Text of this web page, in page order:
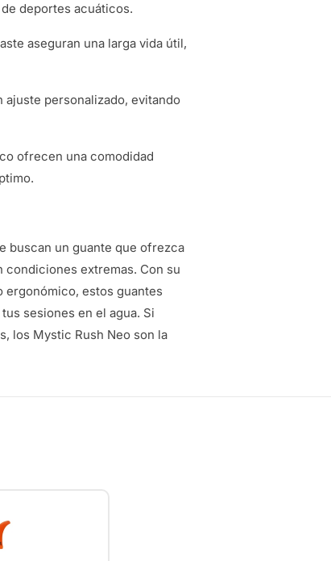
deportes acuáticos.
aseguran una larga vida útil,
personalizado, evitando
ofrecen una comodidad
buscan un guante que ofrezca
condiciones extremas. Con su
ergonómico, estos guantes
sesiones en el agua. Si
los Mystic Rush Neo son la